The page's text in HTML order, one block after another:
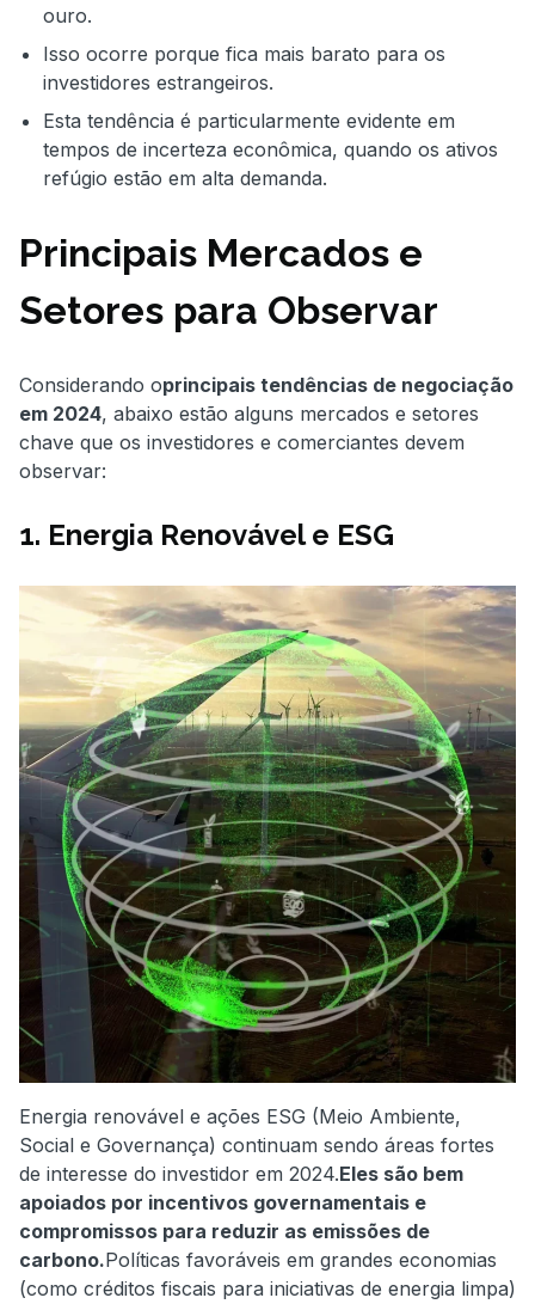
ouro.
Isso ocorre porque fica mais barato para os
investidores estrangeiros.
Esta tendência é particularmente evidente em
tempos de incerteza econômica, quando os ativos
refúgio estão em alta demanda.
Principais Mercados e
Setores para Observar
Considerando oprincipais tendências de negociação
em 2024, abaixo estão alguns mercados e setores
chave que os investidores e comerciantes devem
observar:
1. Energia Renovável e ESG
Energia renovável e ações ESG (Meio Ambiente,
Social e Governança) continuam sendo áreas fortes
de interesse do investidor em 2024.Eles são bem
apoiados por incentivos governamentais e
compromissos para reduzir as emissões de
carbono.Políticas favoráveis em grandes economias
(como créditos fiscais para iniciativas de energia limpa)